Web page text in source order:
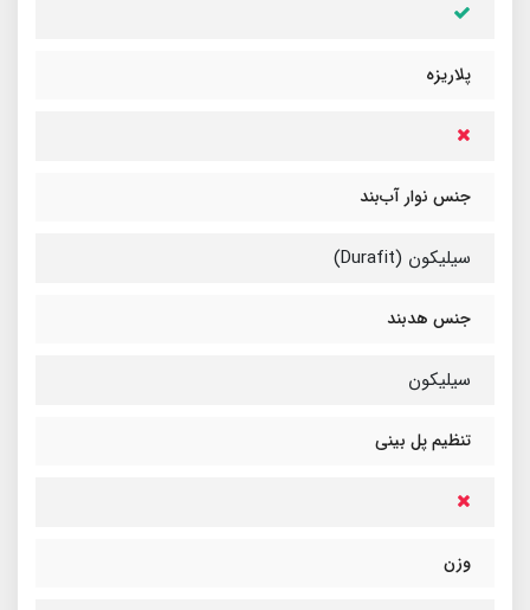
پلاریزه
جنس نوار آب‌بند
سیلیکون (Durafit)
جنس هدبند
سیلیکون
تنظیم پل بینی
وزن